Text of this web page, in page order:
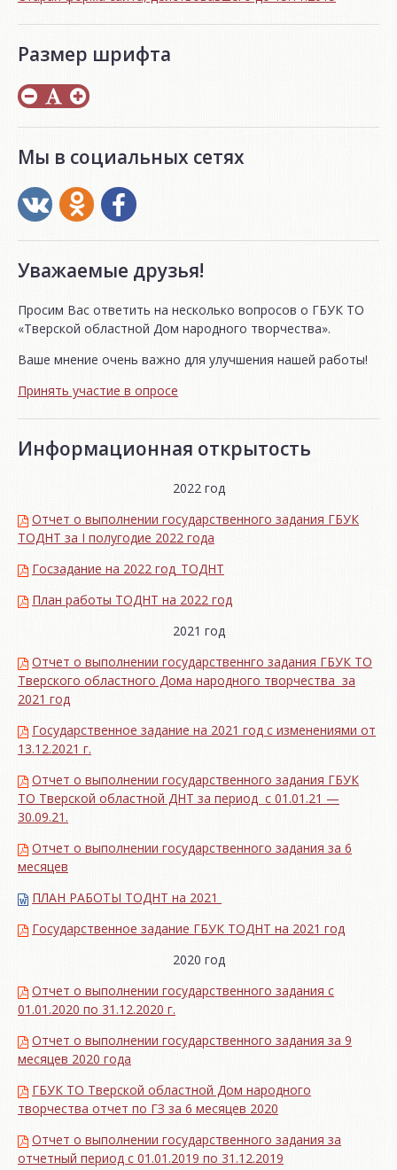
Размер шрифта
Мы в социальных сетях
Уважаемые друзья!
Просим Вас ответить на несколько вопросов о ГБУК ТО
«Тверской областной Дом народного творчества».
Ваше мнение очень важно для улучшения нашей работы!
Принять участие в опросе
Информационная открытость
2022 год
Отчет о выполнении государственного задания ГБУК
ТОДНТ за I полугодие 2022 года
Госзадание на 2022 год_ТОДНТ
План работы ТОДНТ на 2022 год
2021 год
Отчет о выполнении государственнго задания ГБУК ТО
Тверского областного Дома народного творчества за
2021 год
Государственное задание на 2021 год с изменениями от
13.12.2021 г.
Отчет о выполнении государственного задания ГБУК
ТО Тверской областной ДНТ за период с 01.01.21 —
30.09.21.
Отчет о выполнении государственного задания за 6
месяцев
ПЛАН РАБОТЫ ТОДНТ на 2021
Государственное задание ГБУК ТОДНТ на 2021 год
2020 год
Отчет о выполнении государственного задания с
01.01.2020 по 31.12.2020 г.
Отчет о выполнении государственного задания за 9
месяцев 2020 года
ГБУК ТО Тверской областной Дом народного
творчества отчет по ГЗ за 6 месяцев 2020
Отчет о выполнении государственного задания за
отчетный период с 01.01.2019 по 31.12.2019